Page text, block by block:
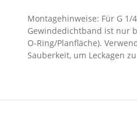
Montagehinweise: Für G
Gewindedichtband ist nur
O‑Ring/Planfläche).
Sauberkeit, um Leckagen